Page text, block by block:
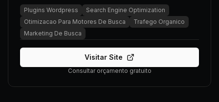
Plugins Wordpress
Search Engine Optimization
Otimizacao Para Motores De Busca
Trafego Organico
Marketing De Busca
Visitar Site
Consultar orçamento gratuito